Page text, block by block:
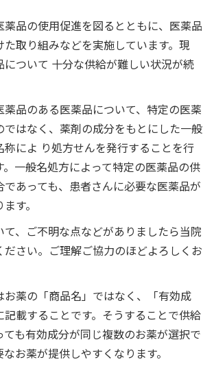
薬品の使用促進を図るとともに、医薬品
取り組みなどを実施しています。現
ついて 十分な供給が難しい状況が続
薬品のある医薬品について、特定の医薬
ではなく、薬剤の成分をもとにした一般
称によ り処方せんを発行することを行
。一般名処方によって特定の医薬品の供
あっても、患者さんに必要な医薬品が
す。
て、ご不明な点などがありましたら当院
さい。ご理解ご協力のほどよろしくお
薬の「商品名」ではなく、「有効成
載することです。そうすることで供給
も有効成分が同じ複数のお薬が選択で
お薬が提供しやすくなります。